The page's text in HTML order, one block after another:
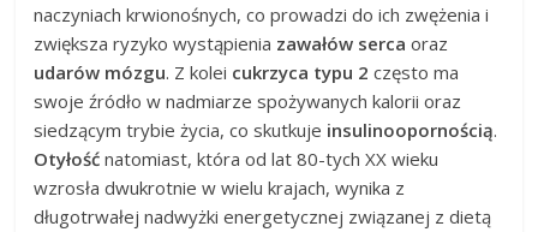
naczyniach krwionośnych, co prowadzi do ich zwężenia i
zwiększa ryzyko wystąpienia zawałów serca oraz
udarów mózgu. Z kolei cukrzyca typu 2 często ma
swoje źródło w nadmiarze spożywanych kalorii oraz
siedzącym trybie życia, co skutkuje insulinoopornością.
Otyłość natomiast, która od lat 80-tych XX wieku
wzrosła dwukrotnie w wielu krajach, wynika z
długotrwałej nadwyżki energetycznej związanej z dietą